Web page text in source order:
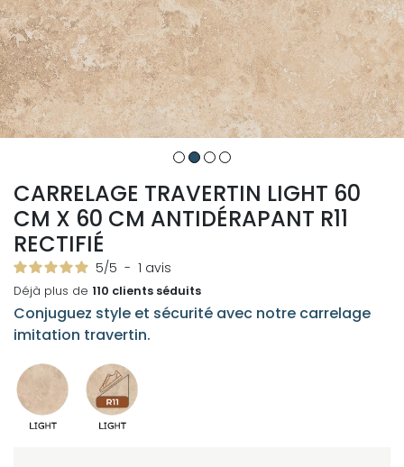
CARRELAGE TRAVERTIN LIGHT 60
CM X 60 CM ANTIDÉRAPANT R11
RECTIFIÉ
5/5 - 1 avis
Déjà plus de 110 clients séduits
Conjuguez style et sécurité avec notre carrelage
imitation travertin.